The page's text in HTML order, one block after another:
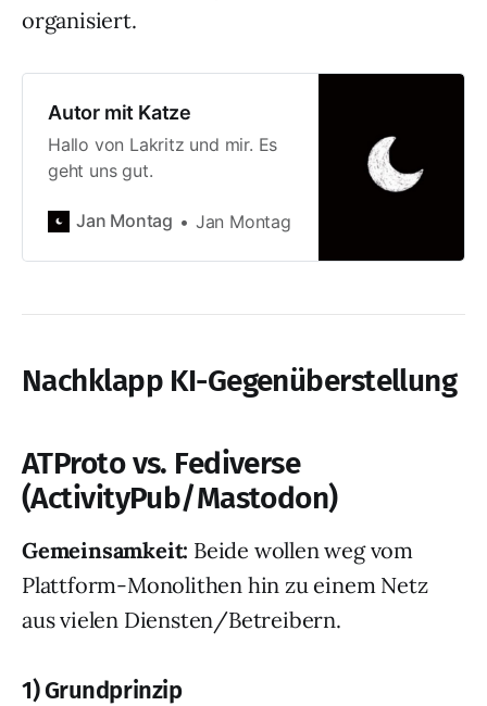
organisiert.
Autor mit Katze
Hallo von Lakritz und mir. Es
geht uns gut.
Jan Montag Jan Montag
Nachklapp KI-Gegenüberstellung
ATProto vs. Fediverse
(ActivityPub/Mastodon)
Gemeinsamkeit: Beide wollen weg vom
Plattform-Monolithen hin zu einem Netz
aus vielen Diensten/Betreibern.
1) Grundprinzip